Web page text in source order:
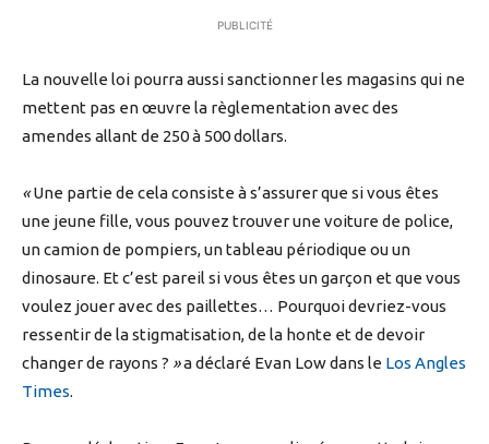
PUBLICITÉ
La nouvelle loi pourra aussi sanctionner les magasins qui ne
mettent pas en œuvre la règlementation avec des
amendes allant de 250 à 500 dollars.
«Une partie de cela consiste à s’assurer que si vous êtes
une jeune fille, vous pouvez trouver une voiture de police,
un camion de pompiers, un tableau périodique ou un
dinosaure. Et c’est pareil si vous êtes un garçon et que vous
voulez jouer avec des paillettes… Pourquoi devriez-vous
ressentir de la stigmatisation, de la honte et de devoir
changer de rayons ? »a déclaré Evan Low dans le Los Angles
Times.